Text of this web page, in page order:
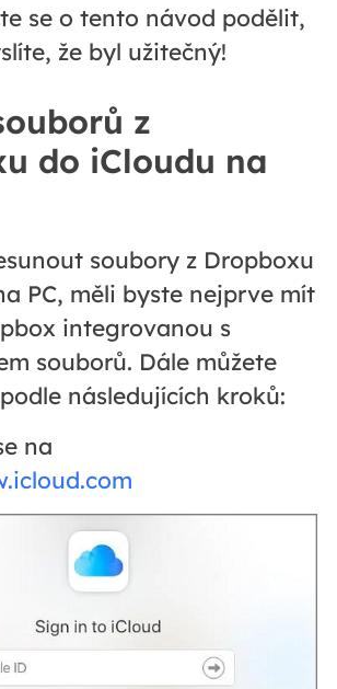
se o tento návod podělit,
že byl užitečný!
z
do iCloudu na
soubory z Dropboxu
PC, měli byste nejprve mít
integrovanou s
souborů. Dále můžete
následujících kroků:
na